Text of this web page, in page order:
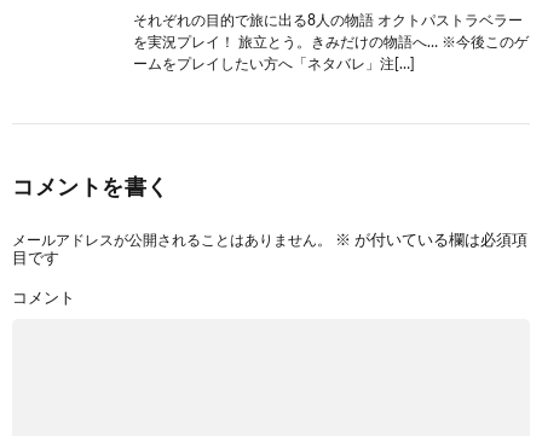
それぞれの目的で旅に出る8人の物語 オクトパストラベラー
を実況プレイ！ 旅立とう。きみだけの物語へ… ※今後このゲ
ームをプレイしたい方へ「ネタバレ」注[…]
コメントを書く
メールアドレスが公開されることはありません。 ※ が付いている欄は必須項
目です
コメント